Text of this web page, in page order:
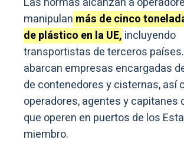
manipulan más de cinco
de plástico en la UE, incluyendo
transportistas de terceros
abarcan empresas encargadas
de contenedores y cisternas, así
operadores, agentes y capitanes
que operen en puertos de los
miembro.